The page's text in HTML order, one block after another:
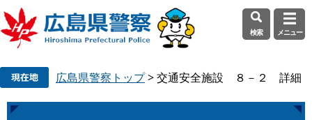
の
ー
検索 メニュー
広島県警察トップ>交通安全施設 ８－２ 詳細